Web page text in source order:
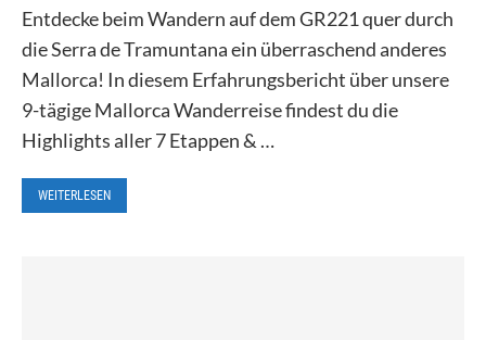
Entdecke beim Wandern auf dem GR221 quer durch
die Serra de Tramuntana ein überraschend anderes
Mallorca! In diesem Erfahrungsbericht über unsere
9-tägige Mallorca Wanderreise findest du die
Highlights aller 7 Etappen & …
WEITERLESEN